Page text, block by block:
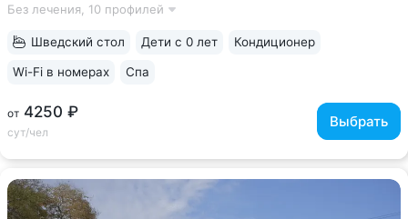
Из окон открывается живописный вид на горы и парк •
Без лечения, 10 профилей
от 4250 ₽
сут/чел
Выбрать
Шведский стол Дети с 0 лет Кондиционер
Wi-Fi в номерах Спа